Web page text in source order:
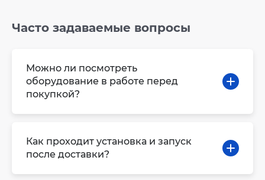
Часто задаваемые вопросы
Можно ли посмотреть
оборудование в работе перед
покупкой?
Как проходит установка и запуск
после доставки?